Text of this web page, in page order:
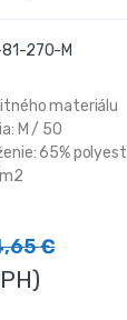
270-M
materiálu
M/ 50
65%
€